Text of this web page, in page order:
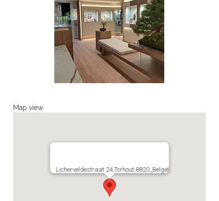
Map view
Licherveldestraat 24,Torhout,8820,,België